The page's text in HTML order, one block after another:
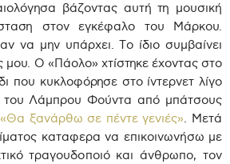
βάζοντας αυτή τη μουσική
στον εγκέφαλο του Μάρκου.
να μην υπάρχει. Το ίδιο συμβαίνει
μου. Ο «Πάολο» χτίστηκε έχοντας στο
που κυκλοφόρησε στο ίντερνετ λίγο
του Λάμπρου Φούντα από μπάτσους
«Θα ξανάρθω σε πέντε γενιές». Μετά
καταφερα να επικοινωνήσω με
τραγουδοποιό και άνθρωπο, τον